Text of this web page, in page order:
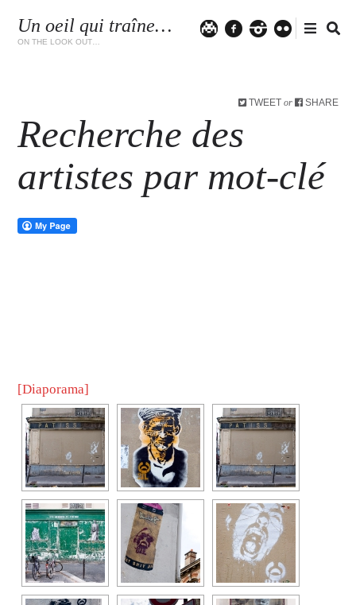
Un oeil qui traîne…
ON THE LOOK OUT…
TWEET or SHARE
Recherche des
artistes par mot-clé
[Diaporama]